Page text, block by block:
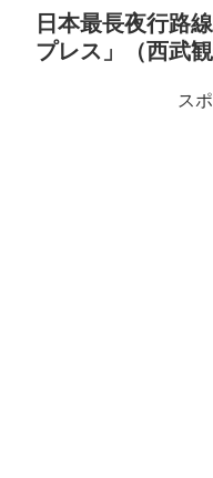
日本最長夜行路
プレス」（西武
ス